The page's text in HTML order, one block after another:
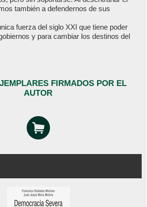
también a defendernos de sus
fuerza del siglo XXI que tiene poder
y para cambiar los destinos del
FIRMADOS POR EL
AUTOR